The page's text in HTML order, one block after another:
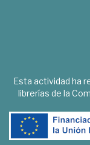
Esta actividad ha
librerías de la